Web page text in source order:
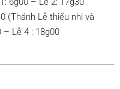
(Thánh Lễ thiếu nhi và
– Lễ 4 : 18g00